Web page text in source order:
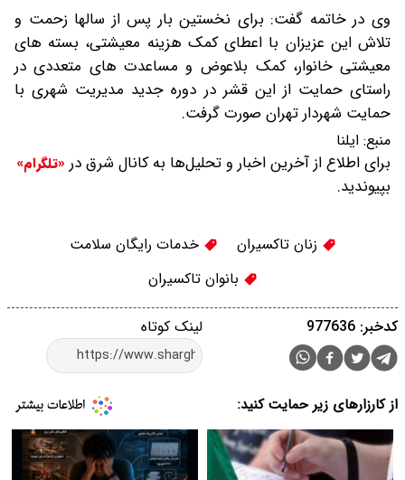
وی در خاتمه گفت: برای نخستین بار پس از سالها زحمت و
تلاش این عزیزان با اعطای کمک هزینه معیشتی، بسته های
معیشتی خانوار، کمک بلاعوض و مساعدت های متعددی در
راستای حمایت از این قشر در دوره جدید مدیریت شهری با
حمایت شهردار تهران صورت گرفت.
منبع: ایلنا
برای اطلاع از آخرین اخبار و تحلیل‌ها به کانال شرق در «تلگرام»
بپیوندید.
زنان تاکسیران
خدمات رایگان سلامت
بانوان تاکسیران
لینک کوتاه کدخبر: 977636
از کارزارهای زیر حمایت کنید: